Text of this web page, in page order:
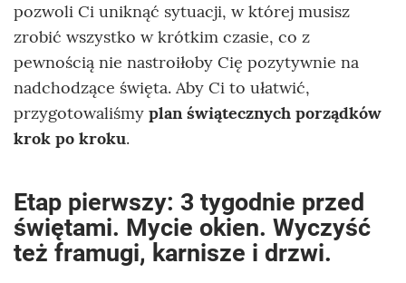
pozwoli Ci uniknąć sytuacji, w której musisz
zrobić wszystko w krótkim czasie, co z
pewnością nie nastroiłoby Cię pozytywnie na
nadchodzące święta. Aby Ci to ułatwić,
przygotowaliśmy plan świątecznych porządków
krok po kroku.
Etap pierwszy: 3 tygodnie przed
świętami. Mycie okien. Wyczyść
też framugi, karnisze i drzwi.